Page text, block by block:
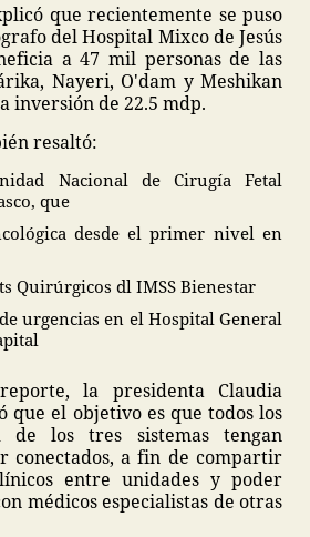
que recientemente se puso
del Hospital Mixco de Jesús
a 47 mil personas de las
Nayeri, O'dam y Meshikan
inversión de 22.5 mdp.
resaltó:
Nacional de Cirugía Fetal
que
desde el primer nivel en
Quirúrgicos dl IMSS Bienestar
urgencias en el Hospital General
la presidenta Claudia
que el objetivo es que todos los
de los tres sistemas tengan
conectados, a fin de compartir
entre unidades y poder
médicos especialistas de otras